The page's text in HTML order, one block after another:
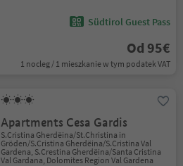
Südtirol Guest Pass
Od 95€
1 nocleg / 1 mieszkanie w tym podatek VAT
Apartments Cesa Gardis
S.Cristina Gherdëina/St.Christina in
Gröden/S.Cristina Gherdëina/S.Cristina Val
Gardena, S.Crestina Gherdëina/Santa Cristina
Val Gardana, Dolomites Region Val Gardena